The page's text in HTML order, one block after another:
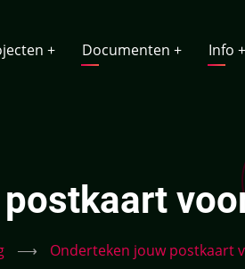
+ Documenten + Info +
⟶ Onderteken jouw postkaart